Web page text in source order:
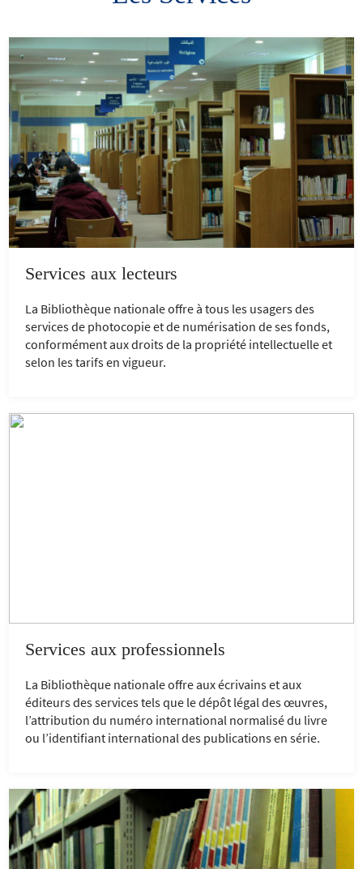
Services aux lecteurs
La Bibliothèque nationale offre à tous les usagers des
services de photocopie et de numérisation de ses fonds,
conformément aux droits de la propriété intellectuelle et
selon les tarifs en vigueur.
Services aux professionnels
La Bibliothèque nationale offre aux écrivains et aux
éditeurs des services tels que le dépôt légal des œuvres,
l’attribution du numéro international normalisé du livre
ou l’identifiant international des publications en série.